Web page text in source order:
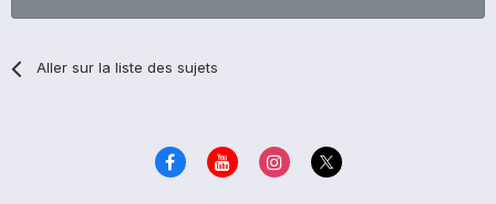
Aller sur la liste des sujets